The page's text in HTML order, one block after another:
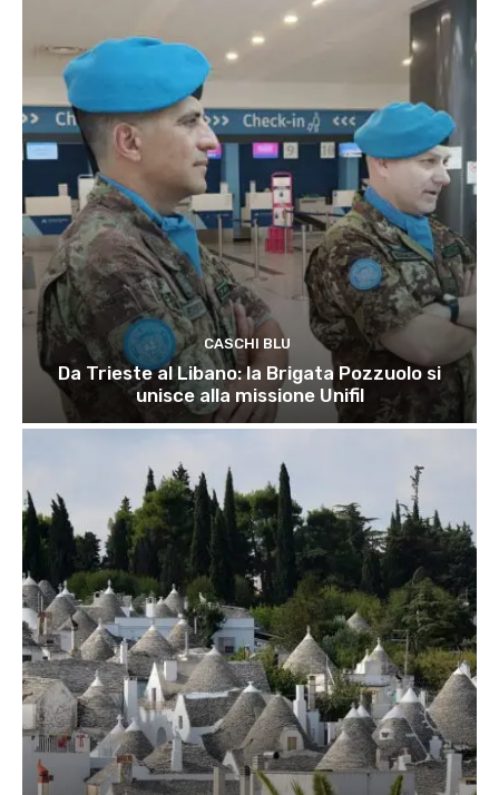
CASCHI BLU
Da Trieste al Libano: la Brigata Pozzuolo si
unisce alla missione Unifil